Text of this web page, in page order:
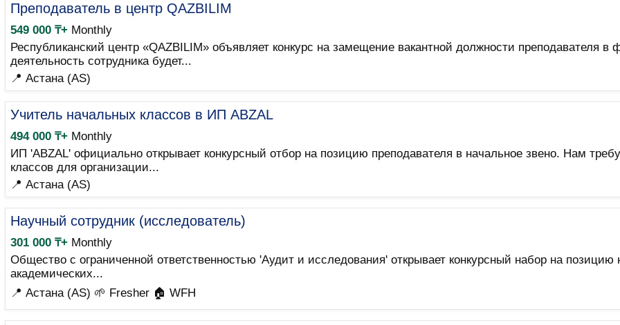
Преподаватель в центр QAZBILIM
549 000 ₸+ Monthly
Республиканский центр «QAZBILIM» объявляет конкурс на замещение вакантной должности преподавателя
деятельность сотрудника будет...
📍 Астана (AS)
Учитель начальных классов в ИП ABZAL
494 000 ₸+ Monthly
ИП 'ABZAL' официально открывает конкурсный отбор на позицию преподавателя в начальное звено. Нам
классов для организации...
📍 Астана (AS)
Научный сотрудник (исследователь)
301 000 ₸+ Monthly
Общество с ограниченной ответственностью 'Аудит и исследования' открывает конкурсный набор на позицию
академических...
📍 Астана (AS) 🌱 Fresher 🏠 WFH